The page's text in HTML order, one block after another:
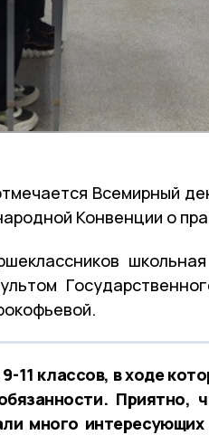
Всемирный
Конвенции о
11 классов, в ходе
Приятно,
много интересующих